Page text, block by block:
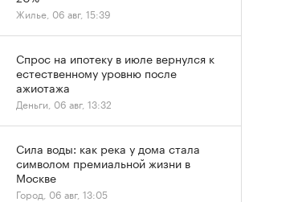
Жилье, 06 авг, 15:39
Спрос на ипотеку в июле вернулся к
естественному уровню после
ажиотажа
Деньги, 06 авг, 13:32
Сила воды: как река у дома стала
символом премиальной жизни в
Москве
Город, 06 авг, 13:05